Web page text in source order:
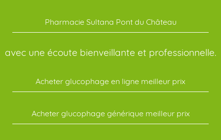
Pharmacie Sultana Pont du Château
avec une écoute bienveillante et professionnelle.
Acheter glucophage en ligne meilleur prix
Acheter glucophage générique meilleur prix